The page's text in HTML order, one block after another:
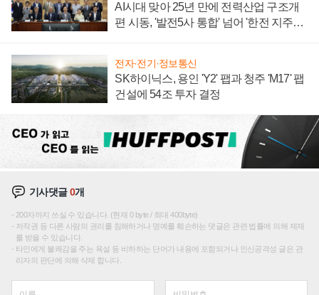
AI시대 맞아 25년 만에 전력산업 구조개
편 시동, '발전5사 통합' 넘어 '한전 지주사'
전자·전기·정보통신
SK하이닉스, 용인 'Y2' 팹과 청주 'M17' 팹
건설에 54조 투자 결정
기사댓글0개
200자까지 쓰실 수 있습니다. (현재 0 byte / 최대 400byte)
저작권 등 다른 사람의 권리를 침해하거나 명예를 훼손하는 댓글은 관련 법률에 의해 제재
를 받을 수 있습니다.
타인에게 불쾌감을 주는 욕설 등 비하하는 단어가 내용에 포함되거나 인신공격성 글은 관
리자의 판단에 의해 삭제 합니다.